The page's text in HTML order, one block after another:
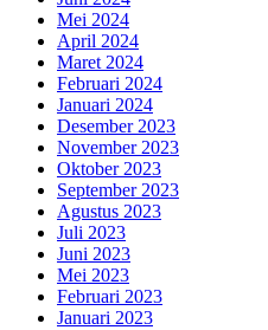
Mei 2024
April 2024
Maret 2024
Februari 2024
Januari 2024
Desember 2023
November 2023
Oktober 2023
September 2023
Agustus 2023
Juli 2023
Juni 2023
Mei 2023
Februari 2023
Januari 2023